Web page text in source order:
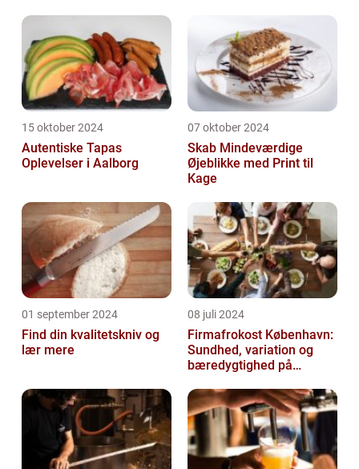
15 oktober 2024
Autentiske Tapas
Oplevelser i Aalborg
07 oktober 2024
Skab Mindeværdige
Øjeblikke med Print til
Kage
01 september 2024
Find din kvalitetskniv og
lær mere
08 juli 2024
Firmafrokost København:
Sundhed, variation og
bæredygtighed på